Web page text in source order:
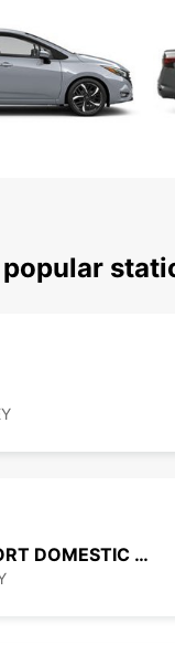
TRABZON AIRPORT DOMESTIC ARRIVAL